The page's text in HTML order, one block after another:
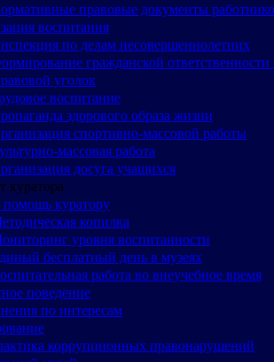
правовые документы
воспитания
по делам несовершеннолетних
гражданской ответственности
уголок
воспитание
здорового образа жизни
спортивно-массовой работы
массовая работа
досуга учащихся
куратора
куратору
копилка
уровня воспитанности
бесплатный день в музеях
работа во внеучебное время
поведение
по интересам
коррупционных правонарушений